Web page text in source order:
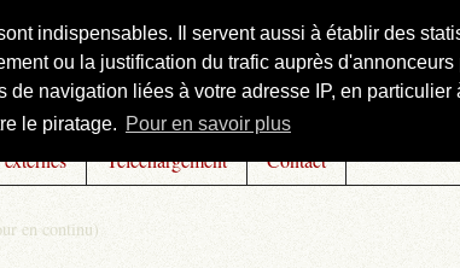
indispensables. Il servent aussi à établir des
ou la justification du trafic auprès
navigation liées à votre adresse IP, en
le piratage. Pour en savoir plus
Téléchargement Contact
en continu)